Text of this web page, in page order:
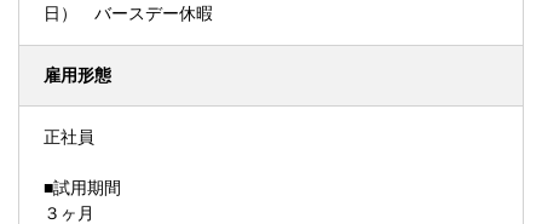
日） バースデー休暇
雇用形態
正社員
■試用期間
３ヶ月